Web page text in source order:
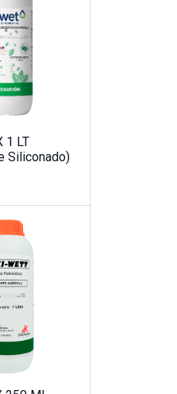
1 LT
Siliconado)
electrónico